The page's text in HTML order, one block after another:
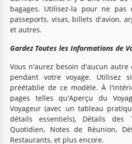
bagages. Utilisez-la pour ne
passeports, visas, billets d'avion,
et autres.
Gardez Toutes les Informations de
Vous n'aurez besoin d'aucun
pendant votre voyage. Utilisez
préétablie de ce modèle. À
pages telles qu'Aperçu du
Voyageur (avec un tableau
détails essentiels), Détails des
Quotidien, Notes de Réunion,
Restaurants, et plus encore.